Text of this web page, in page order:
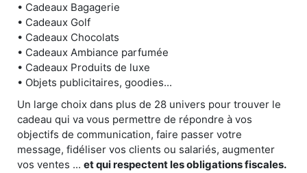
• Cadeaux Bagagerie
• Cadeaux Golf
• Cadeaux Chocolats
• Cadeaux Ambiance parfumée
• Cadeaux Produits de luxe
• Objets publicitaires, goodies...
Un large choix dans plus de 28 univers pour trouver le
cadeau qui va vous permettre de répondre à vos
objectifs de communication, faire passer votre
message, fidéliser vos clients ou salariés, augmenter
vos ventes ... et qui respectent les obligations fiscales.